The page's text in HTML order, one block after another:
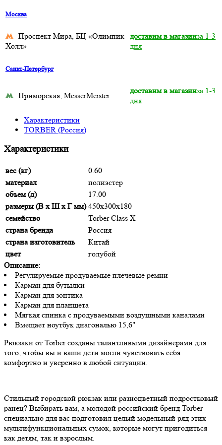
Москва
Проспект Мира, БЦ «Олимпик
Холл»
доставим в магазинза 1-3
дня
Санкт-Петербург
Приморская, MesserMeister
доставим в магазинза 1-3
дня
Характеристики
TORBER (Россия)
Характеристики
вес (кг)
0.60
материал
полиэстер
объем (л)
17.00
размеры (В х Ш х Г мм) 450х300х180
семейство
Torber Class X
страна бренда
Россия
страна изготовитель
Китай
цвет
голубой
Описание:
Регулируемые продуваемые плечевые ремни
Карман для бутылки
Карман для зонтика
Карман для планшета
Мягкая спинка с продуваемыми воздушными каналами
Вмещает ноутбук диагональю 15,6"
Рюкзаки от Torber созданы талантливыми дизайнерами для
того, чтобы вы и ваши дети могли чувствовать себя
комфортно и уверенно в любой ситуации.
Стильный городской рюкзак или разноцветный подростковый
ранец? Выбирать вам, а молодой российский бренд Torber
специально для вас подготовил целый модельный ряд этих
мультифункциональных сумок, которые могут пригодиться
как детям, так и взрослым.